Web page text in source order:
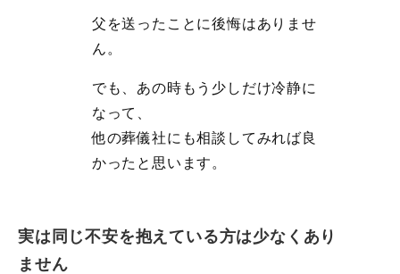
父を送ったことに後悔はありませ
ん。
でも、あの時もう少しだけ冷静に
なって、
他の葬儀社にも相談してみれば良
かったと思います。
実は同じ不安を抱えている方は少なくあり
ません